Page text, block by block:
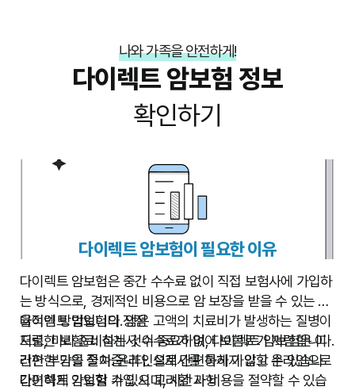
나와 가족을 안전하게!
다이렉트 암보험 정보
확인하기
다이렉트 암보험이 필요한 이유
다이렉트 암보험은 중간 수수료 없이 직접 보험사에 가입하
는 방식으로, 경제적인 비용으로 암 보장을 받을 수 있는 효
율적인 방법입니다. 암은 고액의 치료비가 발생하는 질병이
므로, 미리 준비하는 것이 중요하며, 다이렉트 암보험은 이
러한 부담을 줄여줍니다. 설계사를 통하지 않고 온라인으로
간편하게 가입할 수 있으며, 시간과 비용을 절약할 수 있습
다이렉트 암보험의 장점
저렴한 보험료:설계사 수수료가 없어 보험료가 저렴합니다.
간편한 가입 절차:온라인으로 간편하게 가입할 수 있습니
다.
다이렉트 암보험 가입 시 고려할 사항